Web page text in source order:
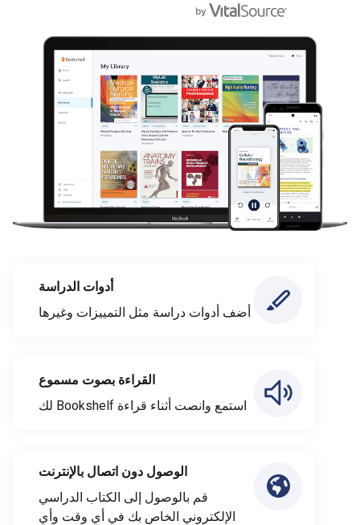
أدوات الدراسة
أضف أدوات دراسة مثل التمييزات وغيرها
القراءة بصوت مسموع
استمع وانصت أثناء قراءة Bookshelf لك
الوصول دون اتصال بالإنترنت
قم بالوصول إلى الكتاب الدراسي
الإلكتروني الخاص بك في أي وقت وأي